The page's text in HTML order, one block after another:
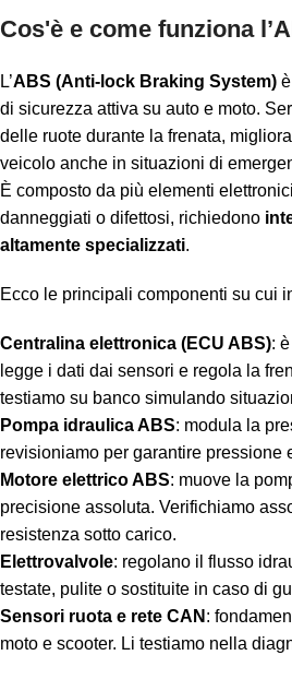
Cos'è e come funziona
L’ABS (Anti-lock Braking System)
di sicurezza attiva su auto e moto.
delle ruote durante la frenata,
veicolo anche in situazioni di
È composto da più elementi
danneggiati o difettosi, richiedono
altamente specializzati.
Ecco le principali componenti su cui
Centralina elettronica (ECU ABS):
legge i dati dai sensori e regola la
testiamo su banco simulando
Pompa idraulica ABS: modula la
revisioniamo per garantire pressione
Motore elettrico ABS: muove la
precisione assoluta. Verifichiamo
resistenza sotto carico.
Elettrovalvole: regolano il flusso
testate, pulite o sostituite in caso di
Sensori ruota e rete CAN :
moto e scooter. Li testiamo nella